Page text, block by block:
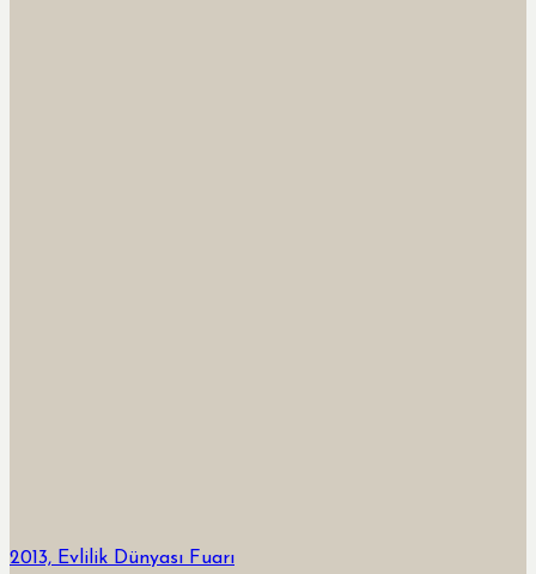
2013, Evlilik Dünyası Fuarı